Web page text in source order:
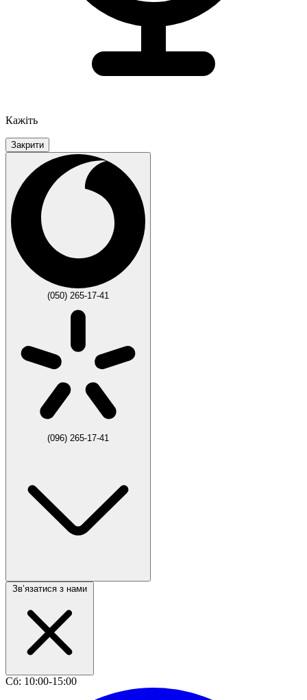
Кажіть
Закрити
(050) 265-17-41
(096) 265-17-41
Звʼязатися з нами
Сб: 10:00-15:00